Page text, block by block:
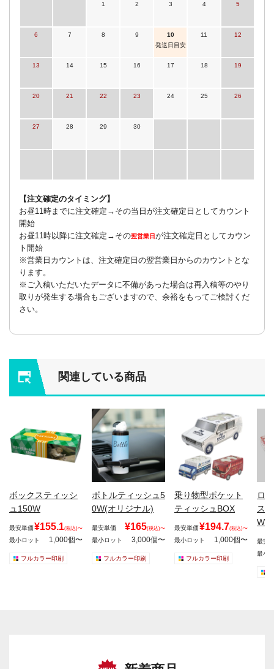
1 2 3 4 5
6 7 8 9
10
発送日目安
11 12
13 14 15 16 17 18 19
20 21 22 23 24 25 26
27 28 29 30
【注文確定のタイミング】
お昼11時までに注文確定→その当日が注文確定日としてカウント
開始
お昼11時以降に注文確定→その翌営業日が注文確定日としてカウン
ト開始
※営業日カウントは、注文確定日の翌営業日からのカウントとな
ります。
※ご入稿いただいたデータに不備があった場合は再入稿等のやり
取りが発生する場合もございますので、余裕をもってご検討くだ
さい。
関連している商品
ボックスティッシ
ュ150W
最安単価¥155.1(税込)〜
最小ロット 1,000個〜
フルカラー印刷
ボトルティッシュ5
0W(オリジナル)
最安単価 ¥165(税込)〜
最小ロット 3,000個〜
フルカラー印刷
乗り物型ポケット
ティッシュBOX
最安単価¥194.7(税込)〜
最小ロット 1,000個〜
フルカラー印刷
ロ
ス
W
最安
最小